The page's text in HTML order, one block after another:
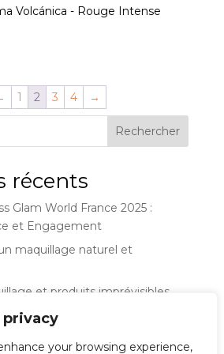
privacy
your browsing experience,
Volcánica - Rouge Intense
1 2 3 4 →
Rechercher
récents
Glam World France 2025 :
et Engagement
maquillage naturel et
et produits imprévisibles
récents